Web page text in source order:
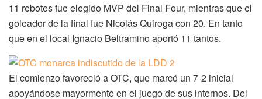
11 rebotes fue elegido MVP del Final Four, mientras que el
goleador de la final fue Nicolás Quiroga con 20. En tanto
que en el local Ignacio Beltramino aportó 11 tantos.
El comienzo favoreció a OTC, que marcó un 7-2 inicial
apoyándose mayormente en el juego de sus internos. Del